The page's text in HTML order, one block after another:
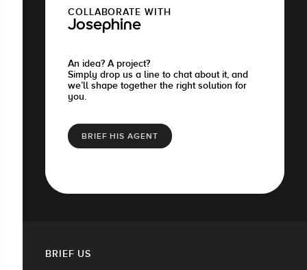
COLLABORATE WITH
Josephine
An idea? A project?
Simply drop us a line to chat about it, and
we’ll shape together the right solution for
you.
BRIEF HIS AGENT
BRIEF US